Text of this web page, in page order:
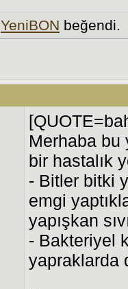
YeniBON beğendi.
Merhaba bu
bir hastalık
- Bitler bitki
emgi
yapışkan
- Bakteriyel
yapraklarda